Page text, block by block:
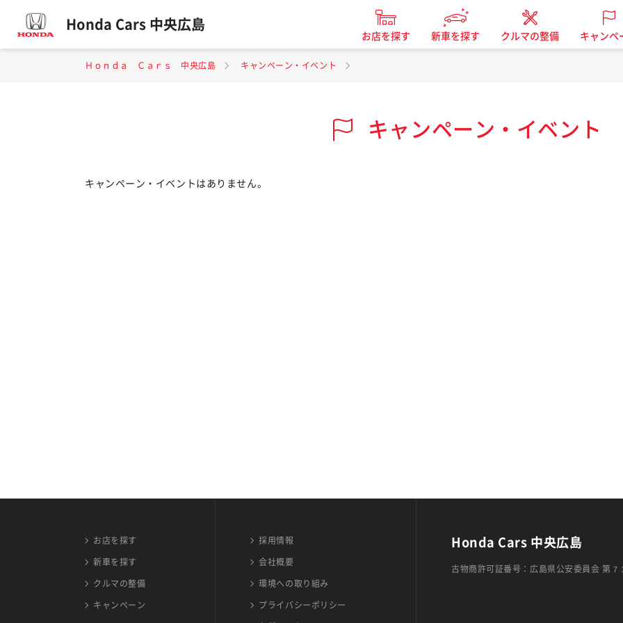
Honda Cars 中央広島
お店を探す 新車を探す クルマの整備 キャンペ
Ｈｏｎｄａ Ｃａｒｓ 中央広島 キャンペーン・イベント
キャンペーン・イベント
キャンペーン・イベントはありません。
お店を探す
新車を探す
クルマの整備
キャンペーン
採用情報
会社概要
環境への取り組み
プライバシーポリシー
Honda Cars 中央広島
古物商許可証番号：広島県公安委員会 第